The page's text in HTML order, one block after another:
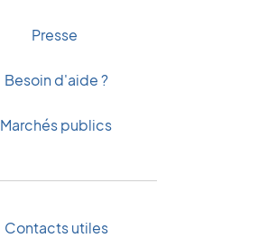
Presse
Besoin d'aide ?
Marchés publics
Contacts utiles